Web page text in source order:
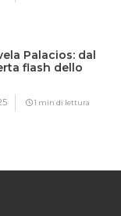
Palacios: dal
flash dello
1 min di lettura